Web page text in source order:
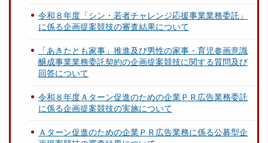
令和８年度「シン・若者チャレンジ応援事業業務委託」
に係る企画提案競技の審査結果について
「あきたとも家事」推進及び男性の家事・育児参画意識
醸成事業業務委託契約の企画提案競技に関する質問及び
回答について
令和８年度Ａターン促進のための企業ＰＲ広告業務委託
に係る企画提案競技の実施について
Ａターン促進のための企業ＰＲ広告業務に係る公募型企